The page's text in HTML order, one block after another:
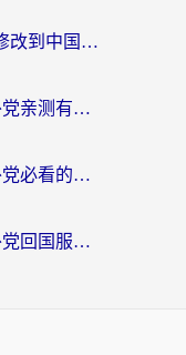
在缅甸用企鹅FM怎么把定位修改到中国国内？海外党解决地域限制的实用指南
咪咕视频国外看不了吗？海外党亲测有效的回国加速解决方案
韩国怎么打不开粤商通？海外党必看的回国加速器选择指南（附加拿大农行俄罗斯有缘网解决方案）
泰国怎么打不开郑好办？海外党回国服务+影音追剧全搞定的实用指南